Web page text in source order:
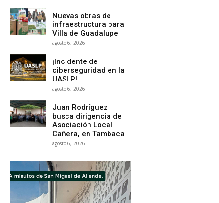
Nuevas obras de
infraestructura para
Villa de Guadalupe
agosto 6, 2026
¡Incidente de
ciberseguridad en la
UASLP!
agosto 6, 2026
Juan Rodríguez
busca dirigencia de
Asociación Local
Cañera, en Tambaca
agosto 6, 2026